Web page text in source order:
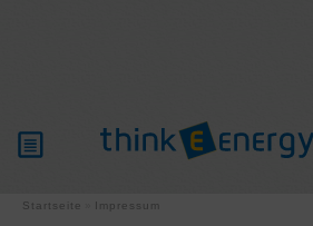
Startseite Impressum